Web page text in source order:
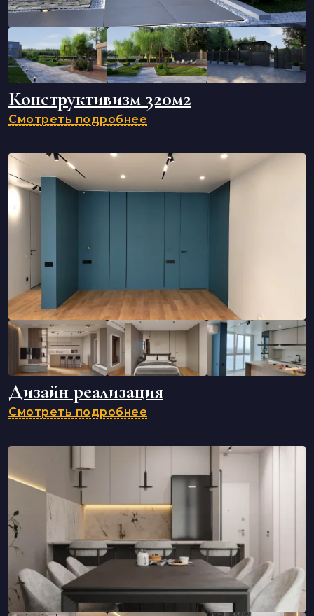
Конструктивизм 320м2
Смотреть подробнее
Дизайн реализация
Смотреть подробнее